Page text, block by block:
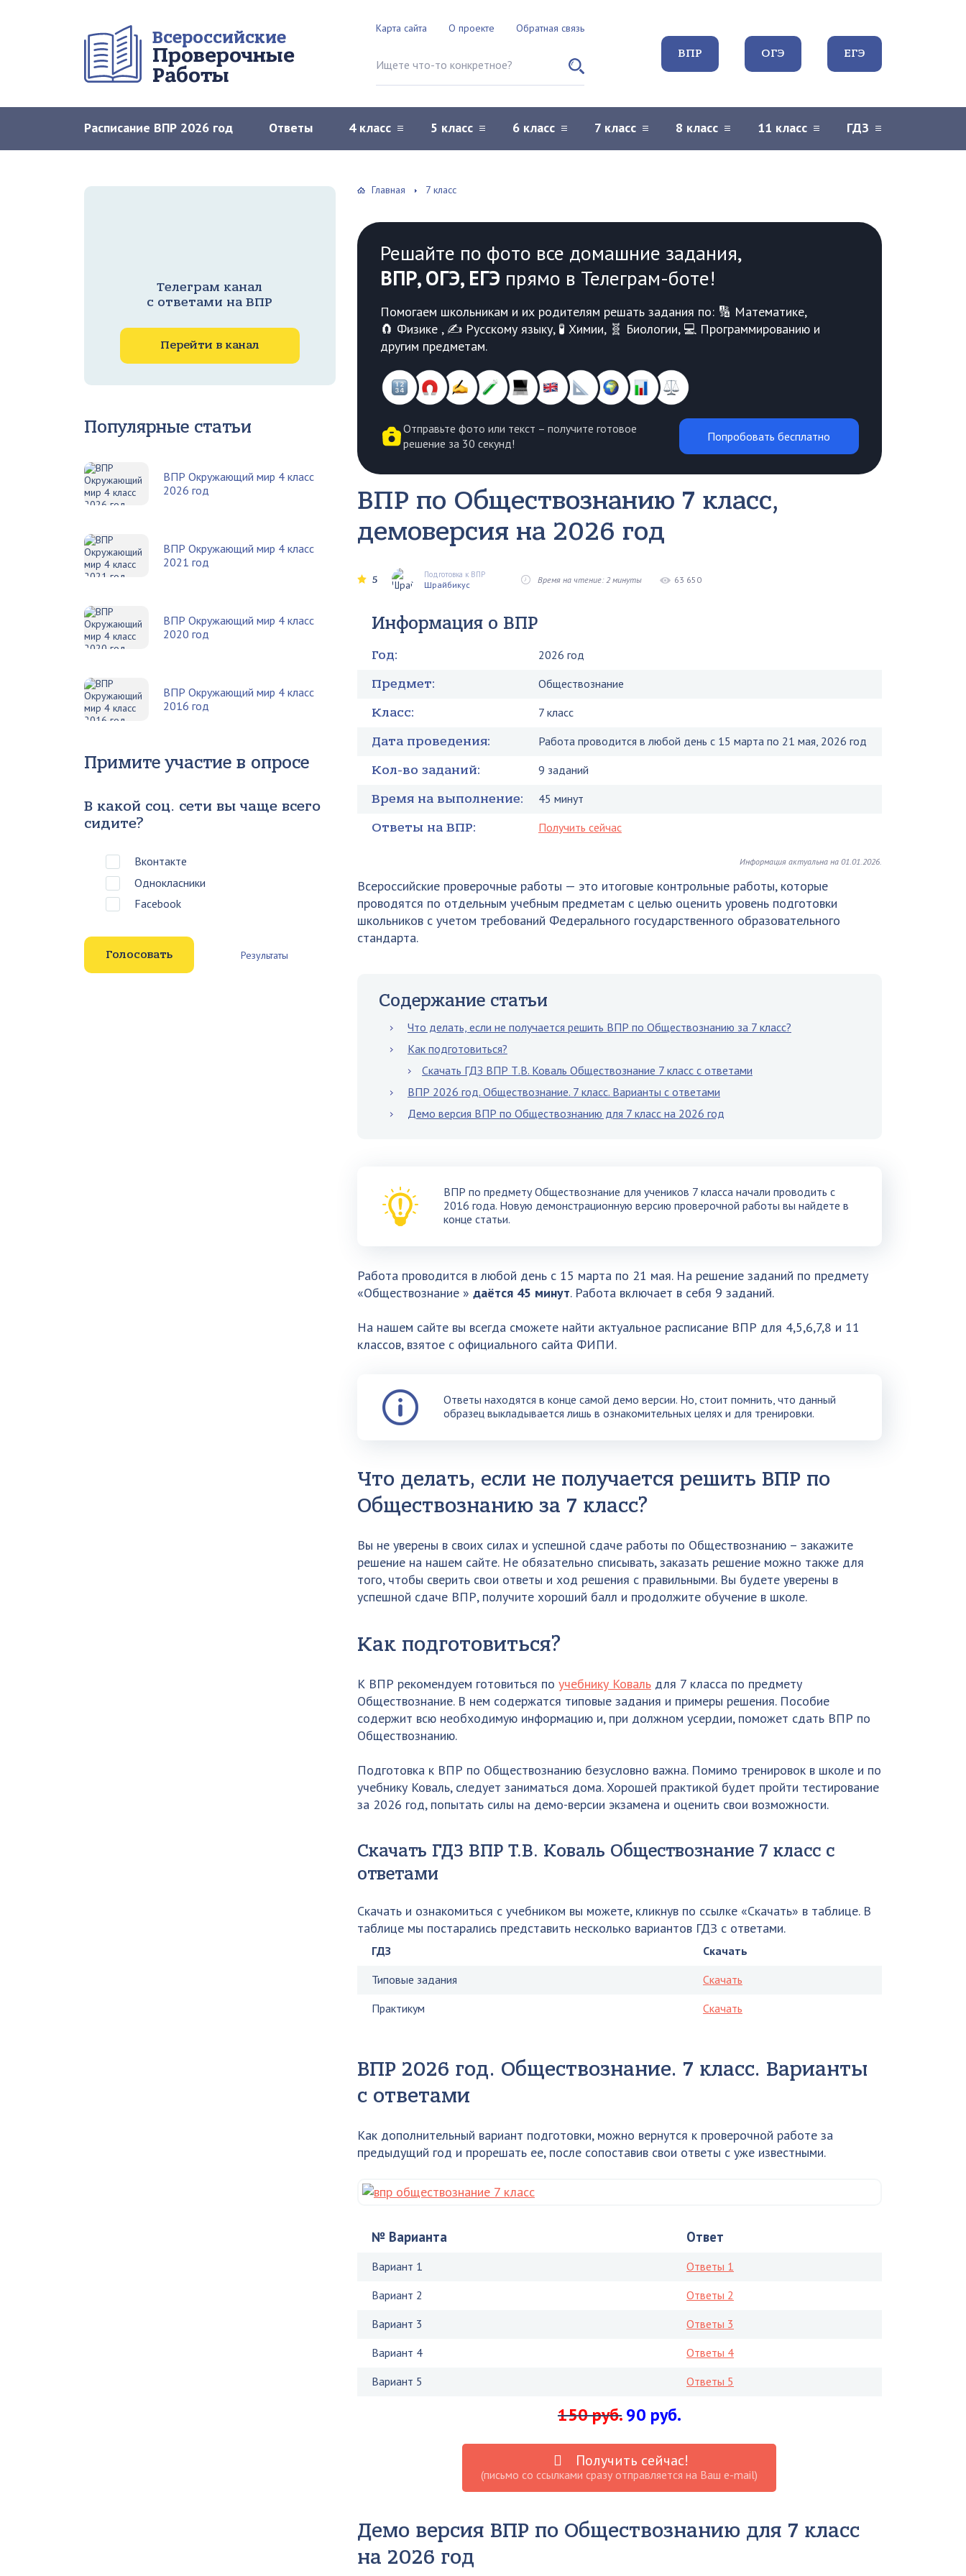
Всероссийские
Проверочные
Работы
Карта сайта О проекте Обратная связь
Поиск по сайту
ВПР ОГЭ ЕГЭ
Расписание ВПР 2026 год Ответы 4 класс 5 класс 6 класс 7 класс 8 класс 11 класс ГДЗ
Главная 7 класс
Решайте по фото все домашние задания,
ВПР, ОГЭ, ЕГЭ прямо в Телеграм-боте!
Помогаем школьникам и их родителям решать задания по: 🔢 Математике,
🧲 Физике , ✍️ Русскому языку, 🧪 Химии, 🧬 Биологии, 💻 Программированию и
другим предметам.
Отправьте фото или текст – получите готовое
решение за 30 секунд!
Попробовать бесплатно
ВПР по Обществознанию 7 класс,
демоверсия на 2026 год
5 Подготовка к ВПР
Шрайбикус Время на чтение: 2 минуты 63 650
Информация о ВПР
Год: 2026 год
Предмет: Обществознание
Класс: 7 класс
Дата проведения: Работа проводится в любой день с 15 марта по 21 мая, 2026 год
Кол-во заданий: 9 заданий
Время на выполнение: 45 минут
Ответы на ВПР: Получить сейчас
Информация актуальна на 01.01.2026.
Всероссийские проверочные работы — это итоговые контрольные работы, которые
проводятся по отдельным учебным предметам с целью оценить уровень подготовки
школьников с учетом требований Федерального государственного образовательного
стандарта.
Содержание статьи
Что делать, если не получается решить ВПР по Обществознанию за 7 класс?
Как подготовиться?
Скачать ГДЗ ВПР Т.В. Коваль Обществознание 7 класс с ответами
ВПР 2026 год. Обществознание. 7 класс. Варианты с ответами
Демо версия ВПР по Обществознанию для 7 класс на 2026 год
ВПР по предмету Обществознание для учеников 7 класса начали проводить с
2016 года. Новую демонстрационную версию проверочной работы вы найдете в
конце статьи.
Работа проводится в любой день с 15 марта по 21 мая. На решение заданий по предмету
«Обществознание » даётся 45 минут. Работа включает в себя 9 заданий.
На нашем сайте вы всегда сможете найти актуальное расписание ВПР для 4,5,6,7,8 и 11
классов, взятое с официального сайта ФИПИ.
Ответы находятся в конце самой демо версии. Но, стоит помнить, что данный
образец выкладывается лишь в ознакомительных целях и для тренировки.
Что делать, если не получается решить ВПР по
Обществознанию за 7 класс?
Вы не уверены в своих силах и успешной сдаче работы по Обществознанию – закажите
решение на нашем сайте. Не обязательно списывать, заказать решение можно также для
того, чтобы сверить свои ответы и ход решения с правильными. Вы будете уверены в
успешной сдаче ВПР, получите хороший балл и продолжите обучение в школе.
Как подготовиться?
К ВПР рекомендуем готовиться по учебнику Ковальдля 7 класса по предмету
Обществознание. В нем содержатся типовые задания и примеры решения. Пособие
содержит всю необходимую информацию и, при должном усердии, поможет сдать ВПР по
Обществознанию.
Подготовка к ВПР по Обществознанию безусловно важна. Помимо тренировок в школе и по
учебнику Коваль, следует заниматься дома. Хорошей практикой будет пройти тестирование
за 2026 год, попытать силы на демо-версии экзамена и оценить свои возможности.
Скачать ГДЗ ВПР Т.В. Коваль Обществознание 7 класс с
ответами
Скачать и ознакомиться с учебником вы можете, кликнув по ссылке «Скачать» в таблице. В
таблице мы постарались представить несколько вариантов ГДЗ с ответами.
ГДЗ
Скачать
Типовые задания
Скачать
Практикум
Скачать
ВПР 2026 год. Обществознание. 7 класс. Варианты
с ответами
Как дополнительный вариант подготовки, можно вернутся к проверочной работе за
предыдущий год и прорешать ее, после сопоставив свои ответы с уже известными.
№ Варианта Ответ
Вариант 1
Ответы 1
Вариант 2
Ответы 2
Вариант 3
Ответы 3
Вариант 4
Ответы 4
Вариант 5
Ответы 5
150 руб. 90 руб.
Получить сейчас!
(письмо со ссылками сразу отправляется на Ваш e-mail)
Демо версия ВПР по Обществознанию для 7 класс
на 2026 год
Телеграм канал
с ответами на ВПР
Перейти в канал
Популярные статьи
ВПР Окружающий мир 4 класс
2026 год
ВПР Окружающий мир 4 класс
2021 год
ВПР Окружающий мир 4 класс
2020 год
ВПР Окружающий мир 4 класс
2016 год
Примите участие в опросе
В какой соц. сети вы чаще всего
сидите?
Вконтакте
Однокласники
Facebook
Результаты